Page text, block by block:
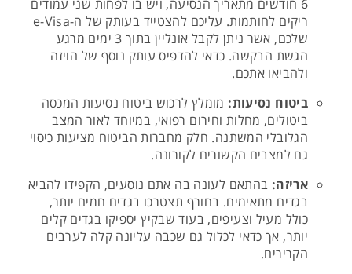
6 חודשים מתאריך הנסיעה, ויש בו לפחות שני עמודים
ריקים לחותמות. עליכם להצטייד בעותק של ה-e-Visa
שלכם, אשר ניתן לקבל אונליין בתוך 3 ימים מרגע
הגשת הבקשה. כדאי להדפיס עותק נוסף של הויזה
ולהביאו אתכם.
ביטוח נסיעות: מומלץ לרכוש ביטוח נסיעות המכסה
ביטולים, מחלות וחירום רפואי, במיוחד לאור המצב
הגלובלי המשתנה. חלק מחברות הביטוח מציעות כיסוי
גם למצבים הקשורים לקורונה.
אריזה: בהתאם לעונה בה אתם נוסעים, הקפידו להביא
בגדים מתאימים. בחורף תצטרכו בגדים חמים יותר,
כולל מעיל וצעיפים, בעוד שבקיץ יספיקו בגדים קלים
יותר, אך כדאי לכלול גם שכבה עליונה קלה לערבים
הקרירים.